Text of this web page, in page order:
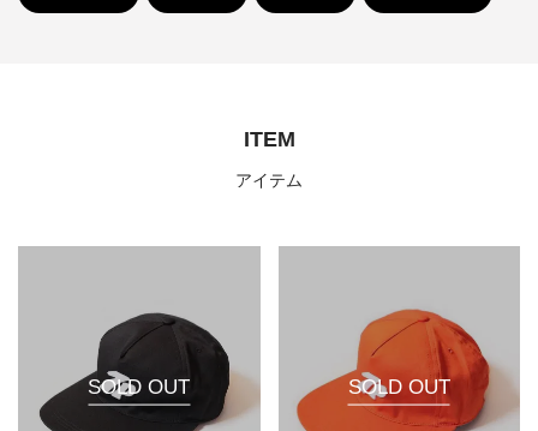
ITEM
アイテム
SOLD OUT SOLD OUT